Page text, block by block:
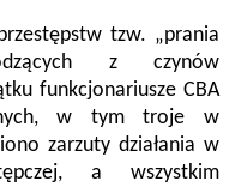
tzw. „prania
z czynów
funkcjonariusze CBA
w tym troje w
zarzuty działania w
a wszystkim